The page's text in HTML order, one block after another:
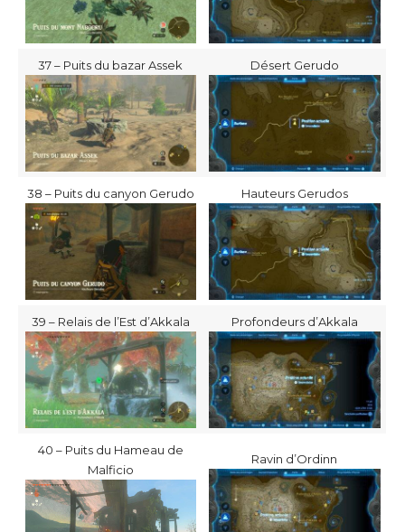
37 – Puits du bazar Assek Désert Gerudo
38 – Puits du canyon Gerudo Hauteurs Gerudos
39 – Relais de l’Est d’Akkala Profondeurs d’Akkala
40 – Puits du Hameau de
Malficio
Ravin d’Ordinn